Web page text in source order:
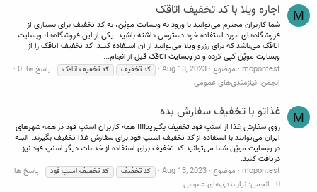
M اجاره ویلا با کد تخفیف اتاقک
شما کاربران محترم می‌توانید با ورود به وبسایت موپُن، به کد تخفیف برای بسیاری از
فروشگاه‌های مورد استفاده خود دسترسی داشته باشید. یکی از این فروشگاه‌ها، وبسایت
اتاقک می‌باشد که برای رزرو ویلا می‌توانید از آن استفاده کنید. کد تخفیف اتاقک را از
وبسایت موپُن کپی کرده و در وبسایت اتاقک قبل از انجام...
mopontest موضوع Aug 13, 2023 کد تخفیف کد تخفیف اتاقک
پاسخ ها: 0
انجمن: نیازمندی‌های عمومی
M غذاتو با تخفیف سفارش بده
روی سفارش غذا از اسنپ فود تخفیف بگیرید!!!! همه کاربران اسنپ فود در همه شهرهای
ایران می‌توانند با استفاده از کد تخفیف اسنپ فود برای سفارش غذا تخفیف بگیرند. البته
در وبسایت موپُن شما می‌توانید کد تخفیف برای استفاده از خدمات دیگر اسنپ فود نیز
دریافت کنید.
mopontest موضوع Aug 13, 2023 کد تخفیف کد تخفیف اسنپ فود
پاسخ ها:
0 انجمن: نیازمندی‌های عمومی